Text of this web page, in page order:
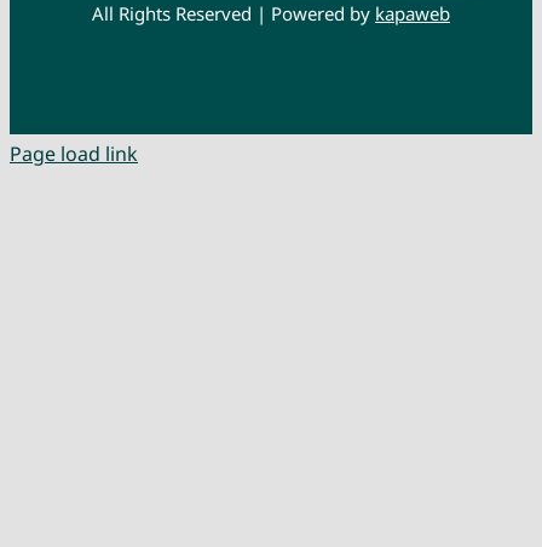
All Rights Reserved | Powered by kapaweb
Page load link